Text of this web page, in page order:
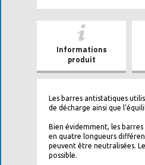
Informations
produit
Les barres antistatiques
de décharge ainsi que
Bien évidemment, les
en quatre longueurs
peuvent être neutralisées.
possible.